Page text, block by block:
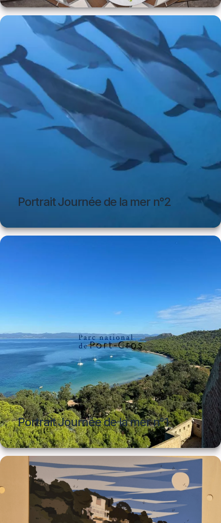
Portrait Journée de la mer n°2
Portrait Journée de la mer n°1